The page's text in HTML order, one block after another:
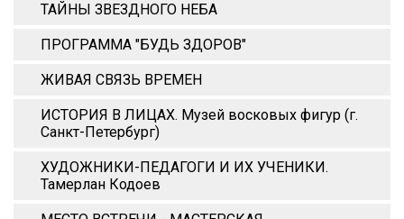
ТАЙНЫ ЗВЕЗДНОГО НЕБА
ПРОГРАММА "БУДЬ ЗДОРОВ"
ЖИВАЯ СВЯЗЬ ВРЕМЕН
ИСТОРИЯ В ЛИЦАХ. Музей восковых фигур (г.
Санкт-Петербург)
ХУДОЖНИКИ-ПЕДАГОГИ И ИХ УЧЕНИКИ.
Тамерлан Кодоев